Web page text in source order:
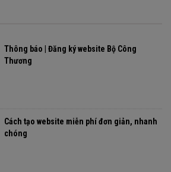
Thông báo | Đăng ký website Bộ Công
Thương
Cách tạo website miễn phí đơn giản, nhanh
chóng